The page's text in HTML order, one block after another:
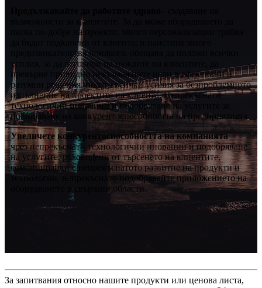
възможности за клиентите. За да може оборудването да
пасва по-добре на проекти, много персонализации трябва
да бъдат подканени от клиента; и наистина много
предизвикателства понякога. обещава да положи всички
усилия, за да отговори на нуждите на клиентите, да
превърне привидно невъзможните цели в ефективни и
разумни решения. полага всички усилия за безпроблемното
изпълнение на проектите на клиента. Непрекъснати
технологични иновации и подобряване на услугите за
повишаване на конкурентоспособността на предприятията
Увеличете конкурентоспособността на компанията–
чрез непрекъснати технологични иновации и подобряване
на услугите, ръководени от търсенето на клиентите,
комбинирайки с непрекъснатото развитие на продукти и
технологии, непрекъснато подобрявайте приложението на
оборудването в свързани области.
За запитвания относно нашите продукти или ценова листа,